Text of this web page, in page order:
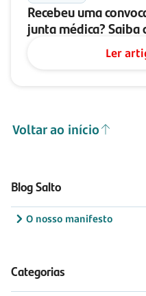
Recebeu uma
junta médica?
Ler
Voltar ao início
Blog Salto
O nosso manifesto
Categorias